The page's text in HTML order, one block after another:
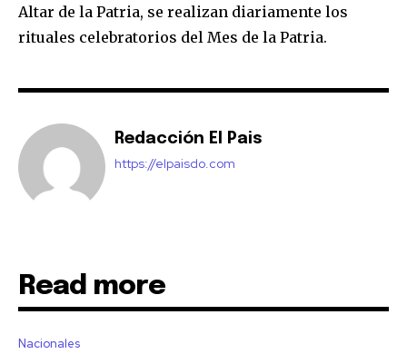
Altar de la Patria, se realizan diariamente los
rituales celebratorios del Mes de la Patria.
Redacción El Pais
https://elpaisdo.com
Read more
Nacionales